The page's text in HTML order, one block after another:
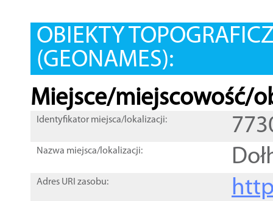
OBIEKTY
(GEONAMES):
Miejsce/miejscowość/
Identyfikator miejsca/lokalizacji:
Nazwa miejsca/lokalizacji:
Adres URI zasobu: